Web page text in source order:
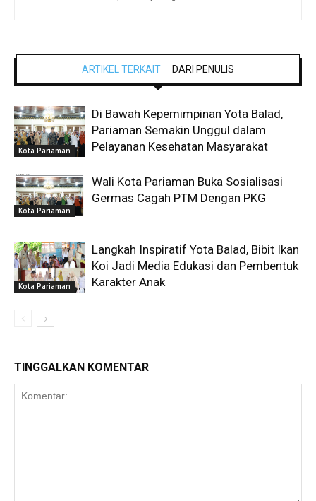
ARTIKEL TERKAIT DARI PENULIS
Kota Pariaman
Di Bawah Kepemimpinan Yota Balad,
Pariaman Semakin Unggul dalam
Pelayanan Kesehatan Masyarakat
Kota Pariaman
Wali Kota Pariaman Buka Sosialisasi
Germas Cagah PTM Dengan PKG
Kota Pariaman
Langkah Inspiratif Yota Balad, Bibit Ikan
Koi Jadi Media Edukasi dan Pembentuk
Karakter Anak
TINGGALKAN KOMENTAR